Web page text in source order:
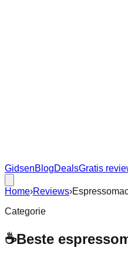
GidsenBlogDealsGratis
Home›Reviews›
Categorie
☕Beste